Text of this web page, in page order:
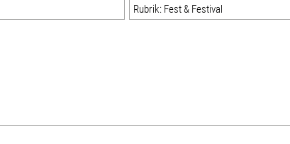
Rubrik: Fest & Festival